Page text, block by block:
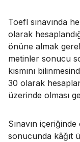
Toefl sınavında
olarak
önüne almak
metinler sonucu
kısmını
30 olarak
üzerinde olması
Sınavın
sonucunda kâğıt